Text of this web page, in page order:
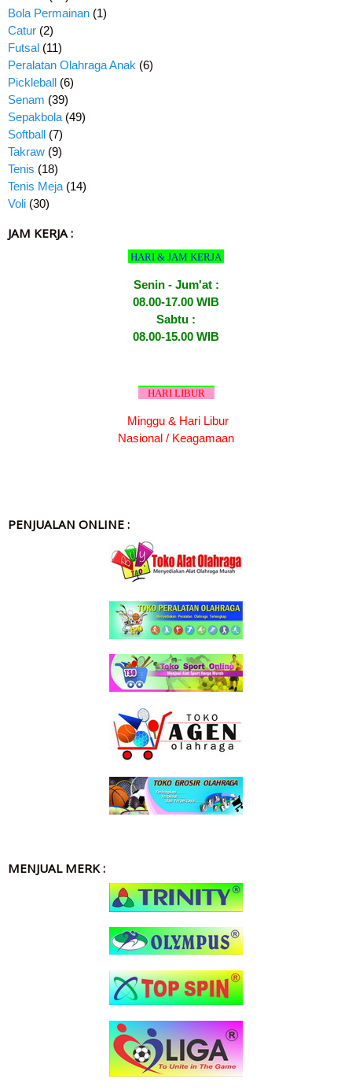
Bola Permainan (1)
Catur (2)
Futsal (11)
Peralatan Olahraga Anak (6)
Pickleball (6)
Senam (39)
Sepakbola (49)
Softball (7)
Takraw (9)
Tenis (18)
Tenis Meja (14)
Voli (30)
JAM KERJA :
HARI & JAM KERJA
Senin - Jum'at :
08.00-17.00 WIB
Sabtu :
08.00-15.00 WIB
HARI LIBUR
Minggu & Hari Libur
Nasional / Keagamaan
PENJUALAN ONLINE :
MENJUAL MERK :